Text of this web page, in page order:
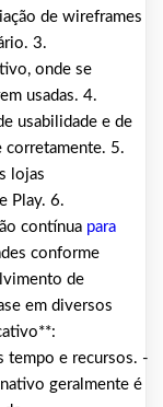
de wireframes
3.
onde se
usadas. 4.
usabilidade e de
corretamente. 5.
lojas
Play. 6.
contínua para
conforme
de
em diversos
tempo e recursos. -
geralmente é